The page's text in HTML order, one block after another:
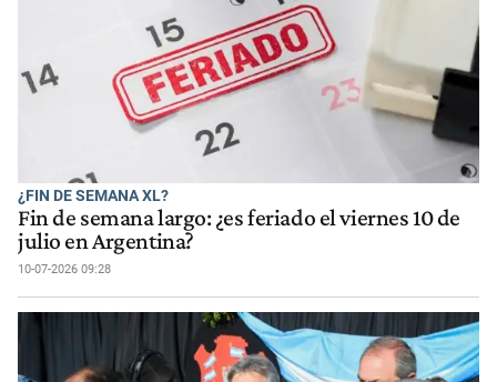
¿FIN DE SEMANA XL?
Fin de semana largo: ¿es feriado el viernes 10 de
julio en Argentina?
10-07-2026 09:28